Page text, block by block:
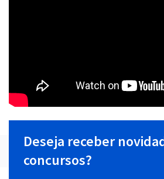
Deseja receber
concursos?